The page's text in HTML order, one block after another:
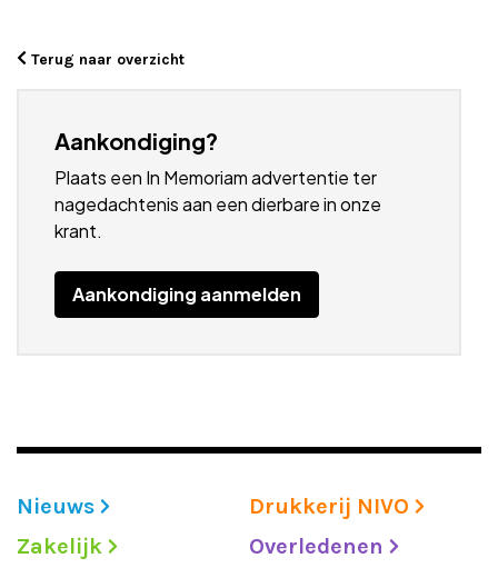
Terug naar overzicht
Aankondiging?
Plaats een In Memoriam advertentie ter
nagedachtenis aan een dierbare in onze
krant.
Aankondiging aanmelden
Nieuws
Drukkerij NIVO
Zakelijk
Overledenen